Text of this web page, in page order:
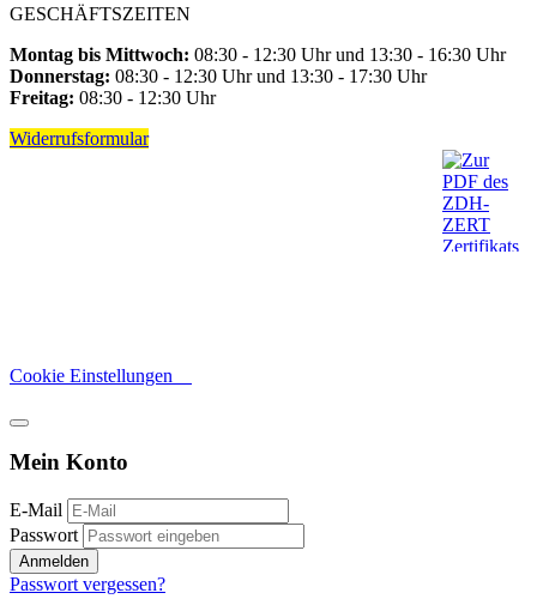
GESCHÄFTSZEITEN
Montag bis Mittwoch: 08:30 - 12:30 Uhr und 13:30 - 16:30 Uhr
Donnerstag: 08:30 - 12:30 Uhr und 13:30 - 17:30 Uhr
Freitag: 08:30 - 12:30 Uhr
Widerrufsformular
Cookie Einstellungen
Mein Konto
E-Mail
Passwort
Anmelden
Passwort vergessen?